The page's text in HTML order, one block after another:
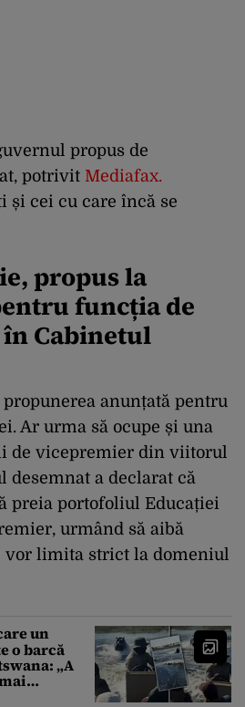
propus de
potrivit Mediafax.
cei cu care încă se
propus la
funcția de
Cabinetul
propunerea anunțată pentru
Ar urma să ocupe și una
de vicepremier din viitorul
desemnat a declarat că
preia portofoliul Educației
urmând să aibă
vor limita strict la domeniul
un
o barcă
„A